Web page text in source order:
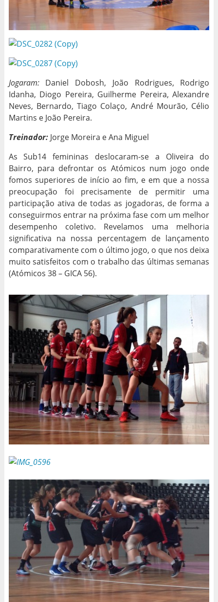
Jogaram:Daniel Dobosh, João Rodrigues, Rodrigo
Idanha, Diogo Pereira, Guilherme Pereira, Alexandre
Neves, Bernardo, Tiago Colaço, André Mourão, Célio
Martins e João Pereira.
Treinador:Jorge Moreira e Ana Miguel
As Sub14 femininas deslocaram-se a Oliveira do
Bairro, para defrontar os Atómicos num jogo onde
fomos superiores de início ao fim, e em que a nossa
preocupação foi precisamente de permitir uma
participação ativa de todas as jogadoras, de forma a
conseguirmos entrar na próxima fase com um melhor
desempenho coletivo. Revelamos uma melhoria
significativa na nossa percentagem de lançamento
comparativamente com o último jogo, o que nos deixa
muito satisfeitos com o trabalho das últimas semanas
(Atómicos 38 – GICA 56).